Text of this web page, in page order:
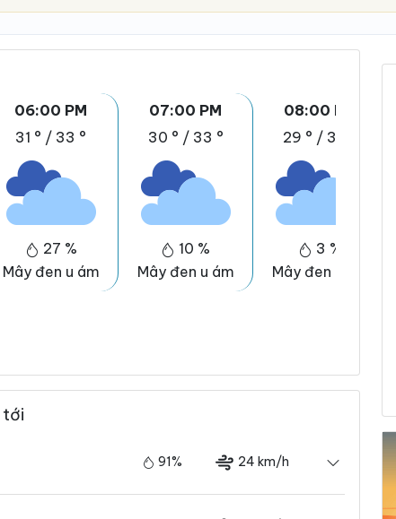
06:00 PM
31 ° / 33 °
27 %
Mây đen u ám
07:00 PM
30 ° / 33 °
10 %
Mây đen u ám
08:00 PM
29 ° / 33 °
3 %
Mây đen u ám
tới
91% 24 km/h